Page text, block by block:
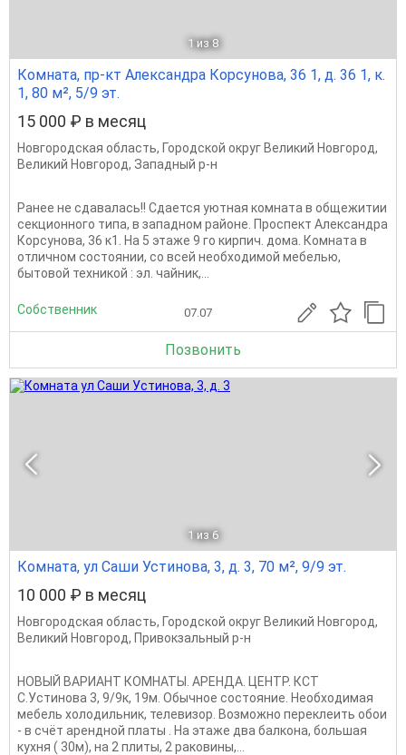
1 из 8
Комната, пр-кт Александра Корсунова, 36 1, д. 36 1, к.
1, 80 м², 5/9 эт.
15 000 ₽ в месяц
Новгородская область, Городской округ Великий Новгород,
Великий Новгород, Западный р-н
Ранее не сдавалась!! Сдается уютная комната в общежитии
секционного типа, в западном районе. Проспект Александра
Корсунова, 36 к1. На 5 этаже 9 го кирпич. дома. Комната в
отличном состоянии, со всей необходимой мебелью,
бытовой техникой : эл. чайник,...
Собственник 07.07
Позвонить
1 из 6
Комната, ул Саши Устинова, 3, д. 3, 70 м², 9/9 эт.
10 000 ₽ в месяц
Новгородская область, Городской округ Великий Новгород,
Великий Новгород, Привокзальный р-н
НОВЫЙ ВАРИАНТ КОМНАТЫ. АРЕНДА. ЦЕНТР. КСТ
С.Устинова 3, 9/9к, 19м. Обычное состояние. Необходимая
мебель холодильник, телевизор. Возможно переклеить обои
- в счёт арендной платы . На этаже два балкона, большая
кухня ( 30м), на 2 плиты, 2 раковины,...